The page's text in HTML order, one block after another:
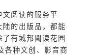
阅读的服务平
的出版品，都能
有城邦閲读花园
各种文创、影音商